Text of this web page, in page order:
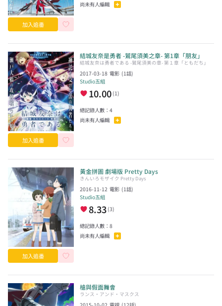
加入追番
尚未有人編輯
加入追番
結城友奈是勇者 -鷲尾須美之章- 第1章「朋友」
結城友奈は勇者である -鷲尾須美の章- 第１章「ともだち」
2017-03-18 電影 (1話)
Studio五組
10.00 (1)
總記錄人數：4
尚未有人編輯
加入追番
黃金拼圖 劇場版 Pretty Days
きんいろモザイク Pretty Days
2016-11-12 電影 (1話)
Studio五組
8.33 (3)
總記錄人數：8
尚未有人編輯
槍與假面舞會
ランス・アンド・マスクス